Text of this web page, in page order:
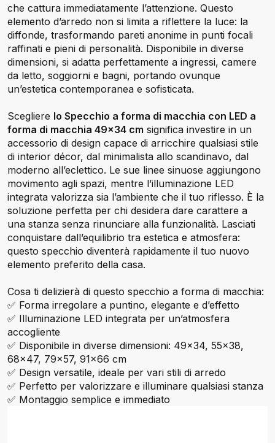
che cattura immediatamente l’attenzione. Questo
elemento d’arredo non si limita a riflettere la luce: la
diffonde, trasformando pareti anonime in punti focali
raffinati e pieni di personalità. Disponibile in diverse
dimensioni, si adatta perfettamente a ingressi, camere
da letto, soggiorni e bagni, portando ovunque
un’estetica contemporanea e sofisticata.
Scegliere lo Specchio a forma di macchia con LED a
forma di macchia 49x34 cm significa investire in un
accessorio di design capace di arricchire qualsiasi stile
di interior décor, dal minimalista allo scandinavo, dal
moderno all’eclettico. Le sue linee sinuose aggiungono
movimento agli spazi, mentre l’illuminazione LED
integrata valorizza sia l’ambiente che il tuo riflesso. È la
soluzione perfetta per chi desidera dare carattere a
una stanza senza rinunciare alla funzionalità. Lasciati
conquistare dall’equilibrio tra estetica e atmosfera:
questo specchio diventerà rapidamente il tuo nuovo
elemento preferito della casa.
Cosa ti delizierà di questo specchio a forma di macchia:
✅ Forma irregolare a puntino, elegante e d’effetto
✅ Illuminazione LED integrata per un’atmosfera
accogliente
✅ Disponibile in diverse dimensioni: 49×34, 55×38,
68×47, 79×57, 91×66 cm
✅ Design versatile, ideale per vari stili di arredo
✅ Perfetto per valorizzare e illuminare qualsiasi stanza
✅ Montaggio semplice e immediato